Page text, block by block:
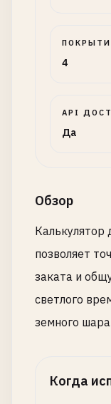
4
API
Да
Обзор
Калькулятор
позволяет
заката и
светлого
земного
Когда